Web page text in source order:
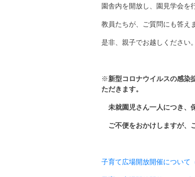
園舎内を開放し、園見学会を
教員たちが、ご質問にも答え
是非、親子でお越しください
※新型コロナウイルスの感染
ただきます。
未就園児さん一人につき、
ご不便をおかけしますが、
子育て広場開放開催について